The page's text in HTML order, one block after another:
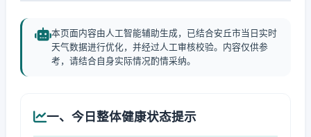
本页面内容由人工智能辅助生成，已结合安丘市当日实时
天气数据进行优化，并经过人工审核校验。内容仅供参
考，请结合自身实际情况酌情采纳。
一、今日整体健康状态提示